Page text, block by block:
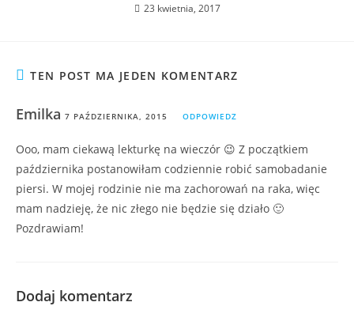
23 kwietnia, 2017
TEN POST MA JEDEN KOMENTARZ
Emilka 7 PAŹDZIERNIKA, 2015 ODPOWIEDZ
Ooo, mam ciekawą lekturkę na wieczór 😉 Z początkiem
października postanowiłam codziennie robić samobadanie
piersi. W mojej rodzinie nie ma zachorowań na raka, więc
mam nadzieję, że nic złego nie będzie się działo 🙂
Pozdrawiam!
Dodaj komentarz